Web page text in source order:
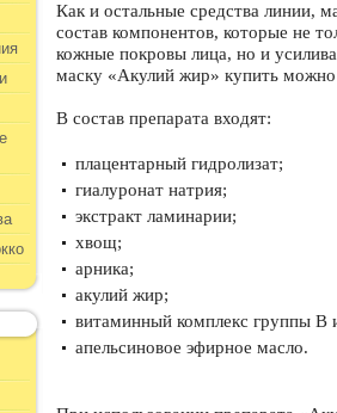
Как и остальные средства линии,
состав компонентов, которые не
кожные покровы лица, но и
маску «Акулий жир» купить
В состав препарата входят:
плацентарный гидролизат;
гиалуронат натрия;
экстракт ламинарии;
хвощ;
арника;
акулий жир;
витаминный комплекс группы В
апельсиновое эфирное масло.